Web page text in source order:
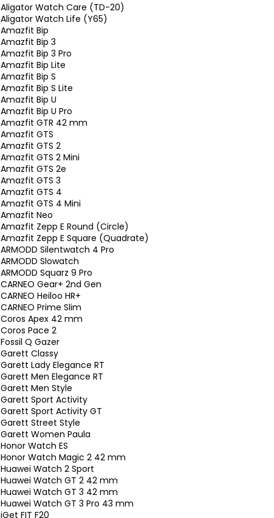
Aligator Watch Care (TD-20)
Aligator Watch Life (Y65)
Amazfit Bip
Amazfit Bip 3
Amazfit Bip 3 Pro
Amazfit Bip Lite
Amazfit Bip S
Amazfit Bip S Lite
Amazfit Bip U
Amazfit Bip U Pro
Amazfit GTR 42 mm
Amazfit GTS
Amazfit GTS 2
Amazfit GTS 2 Mini
Amazfit GTS 2e
Amazfit GTS 3
Amazfit GTS 4
Amazfit GTS 4 Mini
Amazfit Neo
Amazfit Zepp E Round (Circle)
Amazfit Zepp E Square (Quadrate)
ARMODD Silentwatch 4 Pro
ARMODD Slowatch
ARMODD Squarz 9 Pro
CARNEO Gear+ 2nd Gen
CARNEO Heiloo HR+
CARNEO Prime Slim
Coros Apex 42 mm
Coros Pace 2
Fossil Q Gazer
Garett Classy
Garett Lady Elegance RT
Garett Men Elegance RT
Garett Men Style
Garett Sport Activity
Garett Sport Activity GT
Garett Street Style
Garett Women Paula
Honor Watch ES
Honor Watch Magic 2 42 mm
Huawei Watch 2 Sport
Huawei Watch GT 2 42 mm
Huawei Watch GT 3 42 mm
Huawei Watch GT 3 Pro 43 mm
iGet FIT F20